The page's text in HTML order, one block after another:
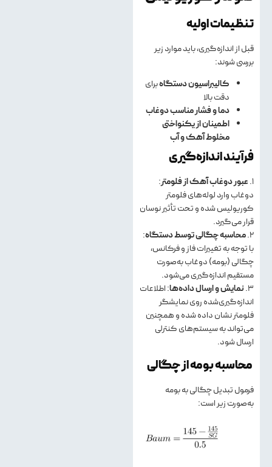
تنظیمات اولیه
قبل از اندازه‌گیری، باید موارد زیر
بررسی شوند:
کالیبراسیون دستگاهبرای
دقت بالا
دما و فشار مناسب دوغاب
اطمینان از یکنواختی
مخلوط آهک و آب
فرآیند اندازه‌گیری
عبور دوغاب آهک از فلومتر:
دوغاب وارد لوله‌های فلومتر
کوریولیس شده و تحت تأثیر نوسان
قرار می‌گیرد.
محاسبه چگالی توسط دستگاه:
با توجه به تغییرات فاز و فرکانس،
چگالی (بومه) دوغاب به‌صورت
مستقیم اندازه‌گیری می‌شود.
نمایش و ارسال داده‌ها: اطلاعات
اندازه‌گیری‌شده روی نمایشگر
فلومتر نشان داده شده و همچنین
می‌تواند به سیستم‌های کنترلی
ارسال شود.
محاسبه بومه از چگالی
فرمول تبدیل چگالی به بومه
به‌صورت زیر است: